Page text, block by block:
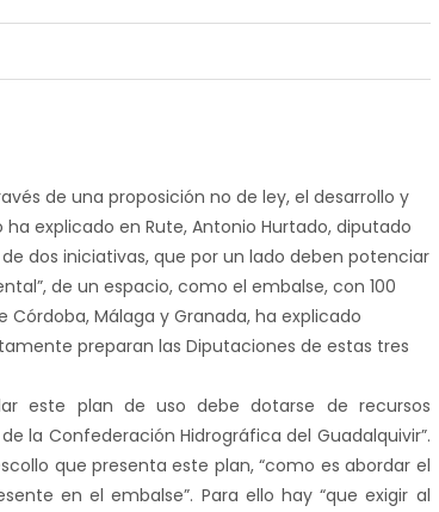
de una proposición no de ley, el desarrollo y
explicado en Rute, Antonio Hurtado, diputado
dos iniciativas, que por un lado deben potenciar
de un espacio, como el embalse, con 100
Málaga y Granada, ha explicado
preparan las Diputaciones de estas tres
este plan de uso debe dotarse de recursos
dela Confederación Hidrográfica del Guadalquivir”.
que presenta este plan, “como es abordar el
en el embalse”. Para ello hay “que exigir al